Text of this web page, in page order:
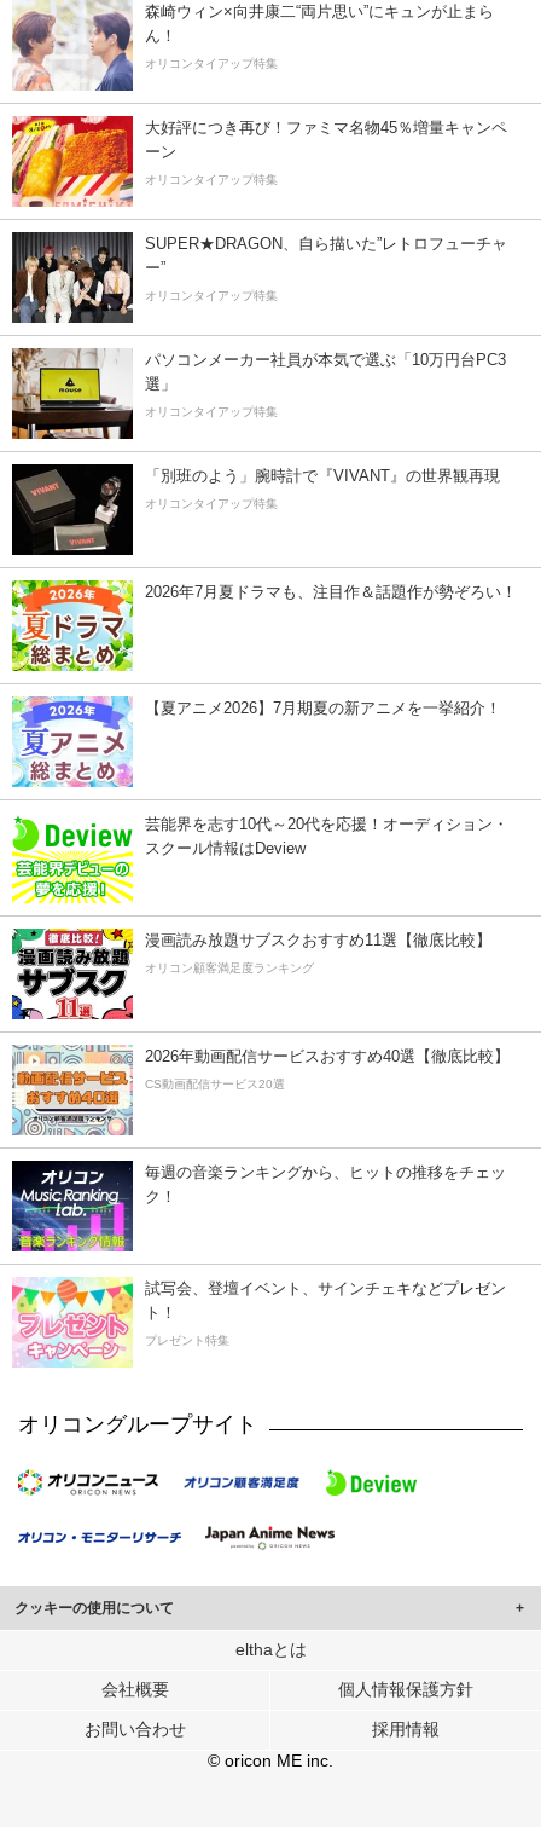
森崎ウィン×向井康二“両片思い”にキュンが止まら
ん！
オリコンタイアップ特集
大好評につき再び！ファミマ名物45％増量キャンペ
ーン
オリコンタイアップ特集
SUPER★DRAGON、自ら描いた”レトロフューチャ
ー”
オリコンタイアップ特集
パソコンメーカー社員が本気で選ぶ「10万円台PC3
選」
オリコンタイアップ特集
「別班のよう」腕時計で『VIVANT』の世界観再現
オリコンタイアップ特集
2026年7月夏ドラマも、注目作＆話題作が勢ぞろい！
【夏アニメ2026】7月期夏の新アニメを一挙紹介！
芸能界を志す10代～20代を応援！オーディション・
スクール情報はDeview
漫画読み放題サブスクおすすめ11選【徹底比較】
オリコン顧客満足度ランキング
2026年動画配信サービスおすすめ40選【徹底比較】
CS動画配信サービス20選
毎週の音楽ランキングから、ヒットの推移をチェッ
ク！
試写会、登壇イベント、サインチェキなどプレゼン
ト！
プレゼント特集
オリコングループサイト
クッキーの使用について
このサイトでは Cookie を使用して、ユーザーに合わせたコンテンツや広告の
行っています。
メディアや広告配信、データ解析の各パートナーに提供しています。
各パートナーは、この情報とユーザーが各パートナーに提供した他の情報や、
ユーザーが各パートナーのサービスを使用したときに収集した他の情報を組み
elthaとは
会社概要 個人情報保護方針
お問い合わせ
採用情報
© oricon ME inc.